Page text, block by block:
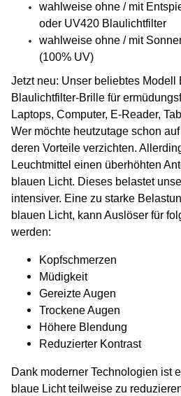
wahlweise ohne / mit
oder UV420 Blaulichtfilter
wahlweise ohne / mit
(100% UV)
Jetzt neu: Unser beliebtes Modell
Blaulichtfilter-Brille für
Laptops, Computer, E-Reader,
Wer möchte heutzutage schon
deren Vorteile verzichten.
Leuchtmittel einen überhöhten
blauen Licht. Dieses belastet
intensiver. Eine zu starke
blauen Licht, kann Auslöser für
werden:
Kopfschmerzen
Müdigkeit
Gereizte Augen
Trockene Augen
Höhere Blendung
Reduzierter Kontrast
Dank moderner Technologien ist
blaue Licht teilweise zu